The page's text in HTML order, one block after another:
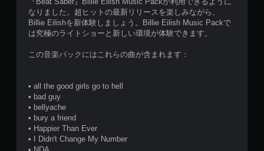
なりました。超ヒットの最新リリースを楽しみながら、
Billie Eilishを新体験しましょう。Billie Eilish Music Packで
は究極のライトショーと新しい環境が体験できます。
この音楽パックにはこれらの曲が含まれます：
• all the good girls go to hell
• bad guy
• bellyache
• bury a friend
• Happier Than Ever
• I Didn't Change My Number